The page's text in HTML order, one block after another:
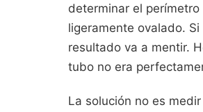
determinar el
ligeramente ovalado.
resultado va a mentir.
tubo no era
La solución no es